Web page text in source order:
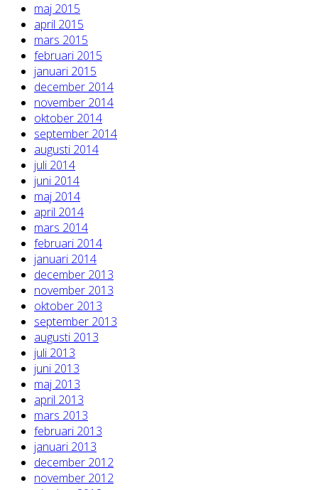
maj 2015
april 2015
mars 2015
februari 2015
januari 2015
december 2014
november 2014
oktober 2014
september 2014
augusti 2014
juli 2014
juni 2014
maj 2014
april 2014
mars 2014
februari 2014
januari 2014
december 2013
november 2013
oktober 2013
september 2013
augusti 2013
juli 2013
juni 2013
maj 2013
april 2013
mars 2013
februari 2013
januari 2013
december 2012
november 2012